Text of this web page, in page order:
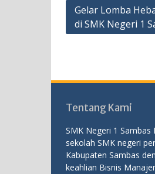
Navigasi
pos
Gelar Lomba
di SMK Negeri 1
Tentang Kami
SMK Negeri 1 Sambas
sekolah SMK negeri
Kabupaten Sambas
keahlian Bisnis